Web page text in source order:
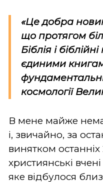
«Це добра
що протягом
Біблія і
єдиними
космології
В мене майже
і, звичайно, за
винятком останніх
християнські
яке відбулося